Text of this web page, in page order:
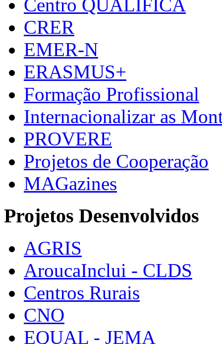
Centro QUALIFICA
CRER
EMER-N
ERASMUS+
Formação Profissional
Internacionalizar as
PROVERE
Projetos de Cooperação
MAGazines
Projetos Desenvolvidos
AGRIS
AroucaInclui - CLDS
Centros Rurais
CNO
EQUAL - JEMA